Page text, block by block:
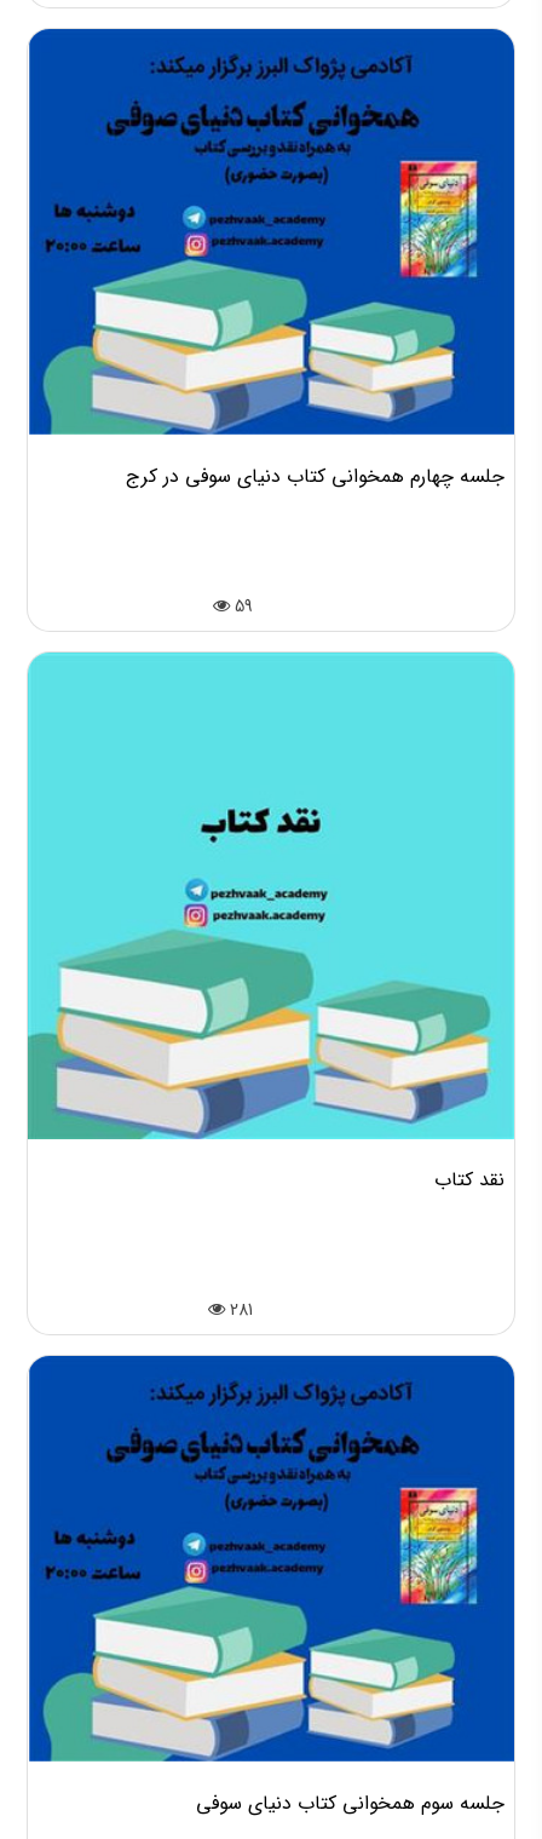
جلسه چهارم همخوانی کتاب دنیای سوفی در کرج
59
نقد کتاب
281
جلسه سوم همخوانی کتاب دنیای سوفی